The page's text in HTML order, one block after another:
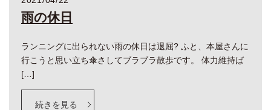
雨の休日
ランニングに出られない雨の休日は退屈? ふと、本屋さんに
行こうと思い立ち傘さしてブラブラ散歩です。 体力維持ば
[…]
続きを見る